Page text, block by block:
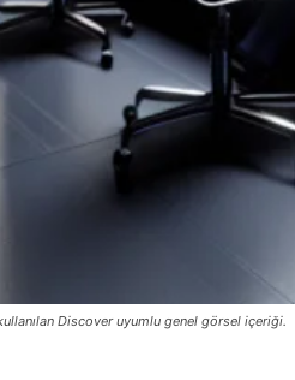
Discover uyumlu genel görsel içeriği.